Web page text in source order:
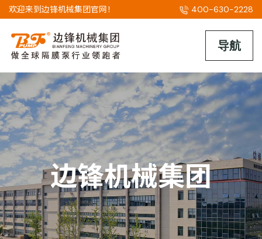
欢迎来到边锋机械集团官网！ 400-630-2228
边锋机械集团